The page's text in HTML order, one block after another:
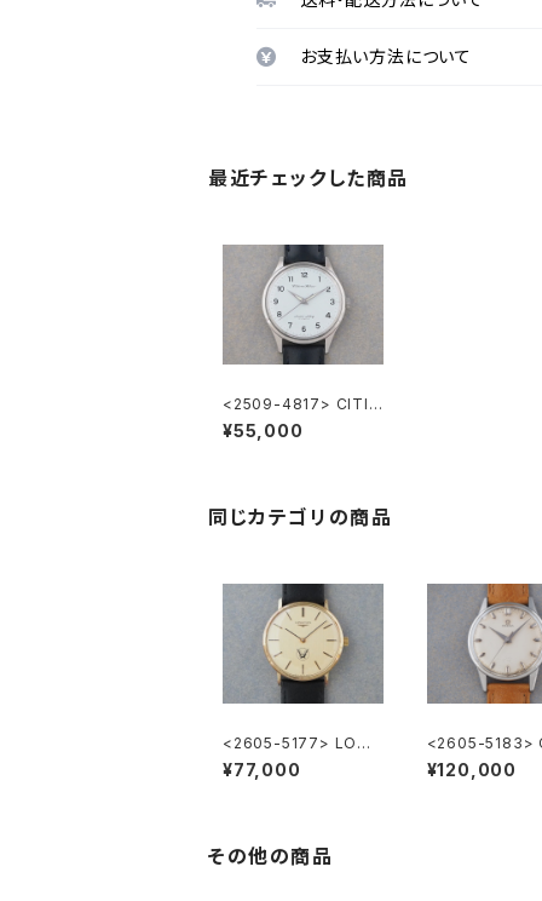
お支払い方法について
最近チェックした商品
<2509-4817> CITIZ
EN "熊鉄" Homer
¥55,000
同じカテゴリの商品
<2605-5177> LONG
INES ”大正製薬”
¥77,000
<2605-5183>
GA ”Cal.285"
¥120,000
その他の商品